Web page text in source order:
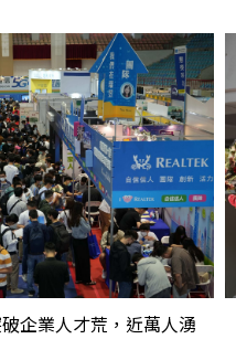
企業人才荒，近萬人湧